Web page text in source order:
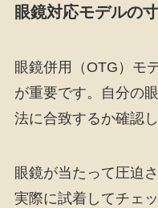
眼鏡対応モデルの
眼鏡併用（OTG）モ
が重要です。自分の
法に合致するか確認
眼鏡が当たって圧迫
実際に試着してチェ